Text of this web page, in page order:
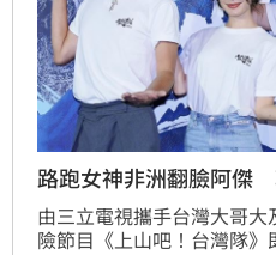
路跑女神非洲翻臉阿傑
由三立電視攜手台灣大哥
險節目《上山吧！台灣隊